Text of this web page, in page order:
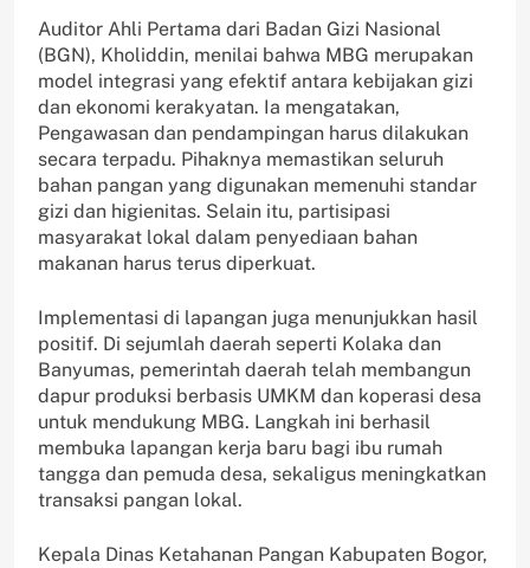
Auditor Ahli Pertama dari Badan Gizi Nasional
(BGN), Kholiddin, menilai bahwa MBG merupakan
model integrasi yang efektif antara kebijakan gizi
dan ekonomi kerakyatan. Ia mengatakan,
Pengawasan dan pendampingan harus dilakukan
secara terpadu. Pihaknya memastikan seluruh
bahan pangan yang digunakan memenuhi standar
gizi dan higienitas. Selain itu, partisipasi
masyarakat lokal dalam penyediaan bahan
makanan harus terus diperkuat.
Implementasi di lapangan juga menunjukkan hasil
positif. Di sejumlah daerah seperti Kolaka dan
Banyumas, pemerintah daerah telah membangun
dapur produksi berbasis UMKM dan koperasi desa
untuk mendukung MBG. Langkah ini berhasil
membuka lapangan kerja baru bagi ibu rumah
tangga dan pemuda desa, sekaligus meningkatkan
transaksi pangan lokal.
Kepala Dinas Ketahanan Pangan Kabupaten Bogor,